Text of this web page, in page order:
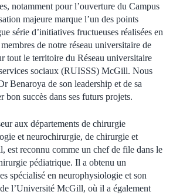
notamment pour l’ouverture du Campus
majeure marque l’un des points
série d’initiatives fructueuses réalisées en
de notre réseau universitaire de
tout le territoire du Réseau universitaire
sociaux (RUISSS) McGill. Nous
Benaroya de son leadership et de sa
bon succès dans ses futurs projets.
aux départements de chirurgie
et neurochirurgie, de chirurgie et
est reconnu comme un chef de file dans le
pédiatrique. Il a obtenu un
spécialisé en neurophysiologie et son
l’Université McGill, où il a également